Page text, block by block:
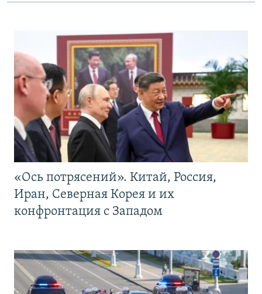
«Ось потрясений». Китай, Россия,
Иран, Северная Корея и их
конфронтация с Западом